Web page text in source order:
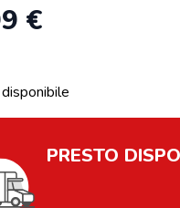
€
PRESTO